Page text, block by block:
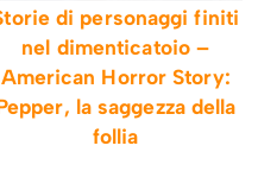
di personaggi finiti
nel dimenticatoio –
American Horror Story:
la saggezza della
follia